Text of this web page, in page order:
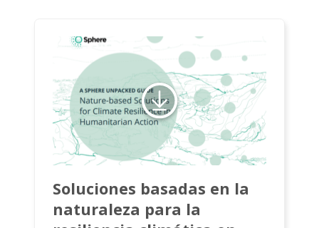
Soluciones basadas en la
naturaleza para la